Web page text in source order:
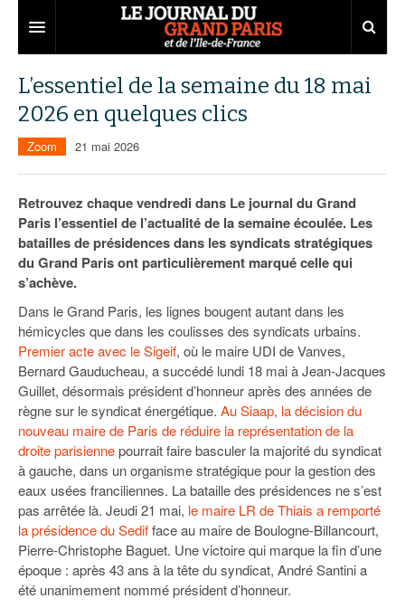
Territoires
Aménagement
Institutions
Services urbains
Entreprises
Emploi
Attractivité
Transport
Marchés publics
75
77
91
92
93
94
95
Carnet
Nominations
Agenda
Les Assises du Grand Paris
Ecouter les épisodes
Lire les résumés
L’essentiel de la semaine du 18 mai
2026 en quelques clics
Zoom 21 mai 2026
Retrouvez chaque vendredi dans Le journal du Grand
Paris l’essentiel de l’actualité de la semaine écoulée. Les
batailles de présidences dans les syndicats stratégiques
du Grand Paris ont particulièrement marqué celle qui
s’achève.
Dans le Grand Paris, les lignes bougent autant dans les
hémicycles que dans les coulisses des syndicats urbains.
Premier acte avec le Sigeif, où le maire UDI de Vanves,
Bernard Gauducheau, a succédé lundi 18 mai à Jean-Jacques
Guillet, désormais président d’honneur après des années de
règne sur le syndicat énergétique. Au Siaap, la décision du
nouveau maire de Paris de réduire la représentation de la
droite parisiennepourrait faire basculer la majorité du syndicat
à gauche, dans un organisme stratégique pour la gestion des
eaux usées franciliennes. La bataille des présidences ne s’est
pas arrêtée là. Jeudi 21 mai, le maire LR de Thiais a remporté
la présidence du Sedifface au maire de Boulogne-Billancourt,
Pierre-Christophe Baguet. Une victoire qui marque la fin d’une
époque : après 43 ans à la tête du syndicat, André Santini a
été unanimement nommé président d’honneur.